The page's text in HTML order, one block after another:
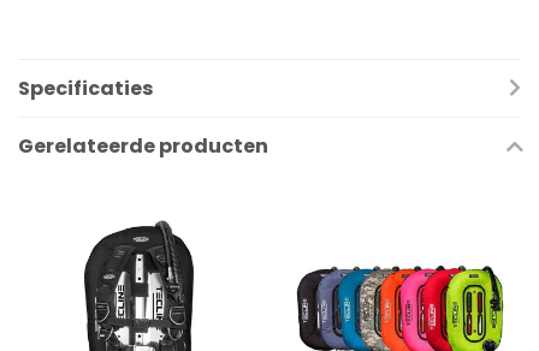
Specificaties
Gerelateerde producten